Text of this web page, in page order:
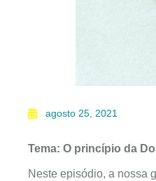
agosto 25, 2021
Tema: O princípio da
Neste episódio, a nossa